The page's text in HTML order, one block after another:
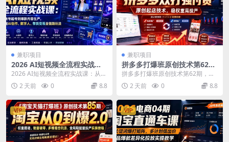
兼职项目
2026 AI短视频全流程实战
课：从账号起号到爆款内容生
产，掌握AI创作、数字人、带
货变现全链路玩法
2026 AI短视频全流程实战课：从账
号起号到爆款内容生产，掌握AI创
作、数字人...
2 天前 0 8.8
兼职项目
拼多多打爆班原创技术第62
期，拼多多双打强付费，原创
起店技术，稳权重高投产
拼多多打爆班原创技术第62期，拼
多多双打强付费，原创起店技术，
稳权重高投产 这是...
2 天前 0 8.8
VIP VIP